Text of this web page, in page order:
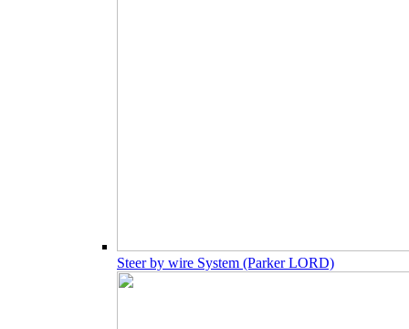
Steer by wire System (Parker LORD)